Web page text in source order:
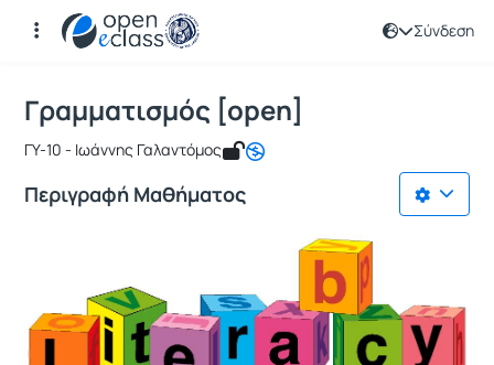
Σύνδεση
Αρχική Σελίδα
Μάθημα : Γραμματισμός [open]
Κωδικός : TMS162
Γραμματισμός [open]
ΓΥ-10 - Ιωάννης Γαλαντόμος
Περιγραφή Μαθήματος